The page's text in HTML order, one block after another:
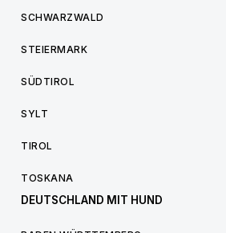
SCHWARZWALD
STEIERMARK
SÜDTIROL
SYLT
TIROL
TOSKANA
DEUTSCHLAND MIT HUND